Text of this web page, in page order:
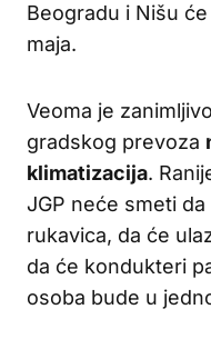
Beogradu i Nišu
maja.
Veoma je
gradskog prevoza
klimatizacija.
JGP neće smeti
rukavica, da će
da će kondukteri
osoba bude u